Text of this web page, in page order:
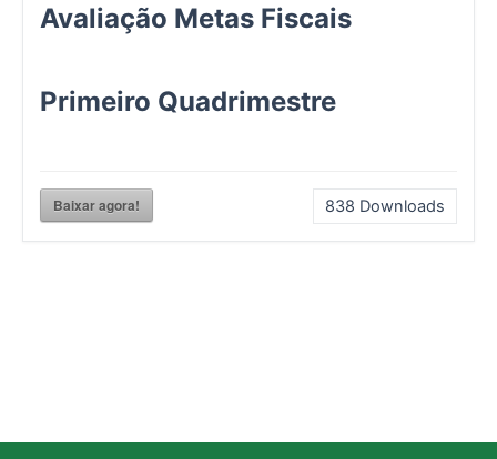
Avaliação Metas Fiscais
Primeiro Quadrimestre
Baixar agora! 838 Downloads